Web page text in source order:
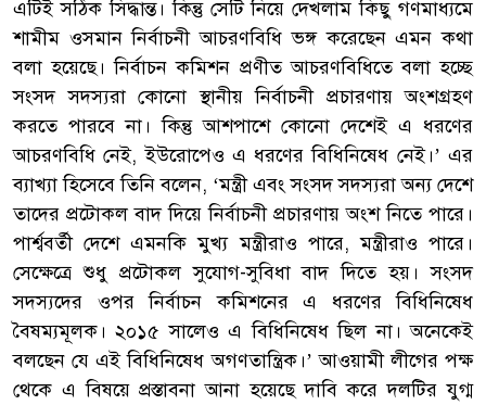
এটিই সঠিক সিদ্ধান্ত। কিন্তু সেটি নিয়ে দেখলাম কিছু গণমাধ্যমে
শামীম ওসমান নির্বাচনী আচরণবিধি ভঙ্গ করেছেন এমন কথা
বলা হয়েছে। নির্বাচন কমিশন প্রণীত আচরণবিধিতে বলা হচ্ছে
সংসদ সদস্যরা কোনো স্থানীয় নির্বাচনী প্রচারণায় অংশগ্রহণ
করতে পারবে না। কিন্তু আশপাশে কোনো দেশেই এ ধরণের
আচরণবিধি নেই, ইউরোপেও এ ধরণের বিধিনিষেধ নেই।’ এর
ব্যাখ্যা হিসেবে তিনি বলেন, ‘মন্ত্রী এবং সংসদ সদস্যরা অন্য দেশে
তাদের প্রটোকল বাদ দিয়ে নির্বাচনী প্রচারণায় অংশ নিতে পারে।
পার্শ্ববর্তী দেশে এমনকি মুখ্য মন্ত্রীরাও পারে, মন্ত্রীরাও পারে।
সেক্ষেত্রে শুধু প্রটোকল সুযোগ-সুবিধা বাদ দিতে হয়। সংসদ
সদস্যদের ওপর নির্বাচন কমিশনের এ ধরণের বিধিনিষেধ
বৈষম্যমূলক। ২০১৫ সালেও এ বিধিনিষেধ ছিল না। অনেকেই
বলছেন যে এই বিধিনিষেধ অগণতান্ত্রিক।’ আওয়ামী লীগের পক্ষ
থেকে এ বিষয়ে প্রস্তাবনা আনা হয়েছে দাবি করে দলটির যুগ্ম